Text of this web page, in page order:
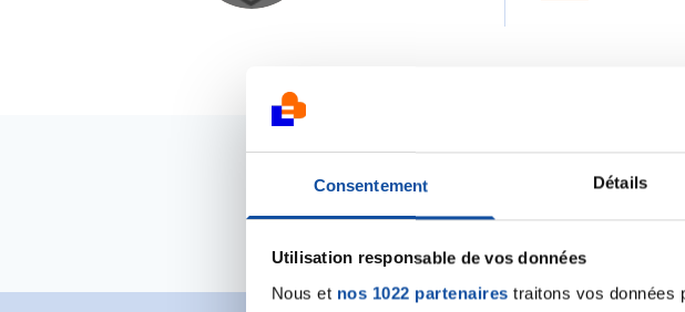
Consentement Détails
Utilisation responsable de vos données
Nous et nos 1022 partenaires traitons vos données